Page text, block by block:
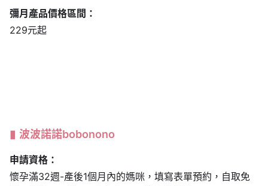
彌月產品價格區間：
229元起
波波諾諾bobonono
申請資格：
懷孕滿32週-產後1個月內的媽咪，填寫表單預約，自取免